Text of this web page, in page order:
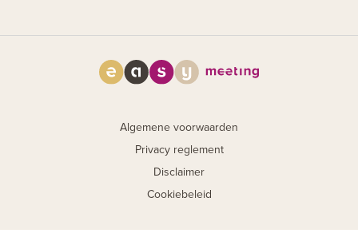
Algemene voorwaarden
Privacy reglement
Disclaimer
Cookiebeleid